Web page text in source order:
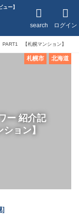
ー】
ログイン
search
【札幌マンション】
ー 紹介記
ョン】
北海道
札幌市
]